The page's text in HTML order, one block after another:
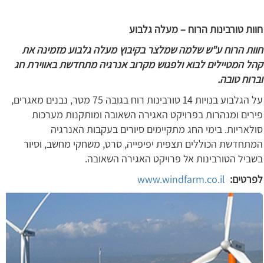
חוות טורבינות הרוח – מעלה גלבוע
חוות הרוח ע"ש שלמה שמלצר בקיבוץ מעלה גלבוע מזמינה את
קהל המטיילים לבוא ולפגוש מקרוב אנרגיה מתחדשת באווירת חג
וברוח טובה.
על הגלבוע בנויות 14 טורבינות רוח בגובה 75 מטר, נבנים מאגרים,
פירים ומנהרות בפרויקט האגירה השאובה ומותקנות מערכות
סולאריות. בימי החג מתקיימים סיורים בעקבות האנרגיה
המתחדשת הכוללים תצפית יפיפייה, סרט, משחקי מחשב, וסיור
בשביל הטורבינות אל פרויקט האגירה השאובה.
לפרטים: www.windfarm.co.il